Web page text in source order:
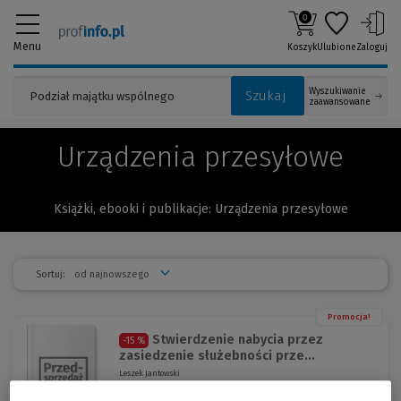
Menu
Szukaj
Wyszukiwanie
zaawansowane
0
KoszykUlubioneZaloguj
Urządzenia przesyłowe
Książki, ebooki i publikacje: Urządzenia przesyłowe
Sortuj:
Promocja!
-15 %
Stwierdzenie nabycia przez
zasiedzenie służebności prze...
Leszek Jantowski